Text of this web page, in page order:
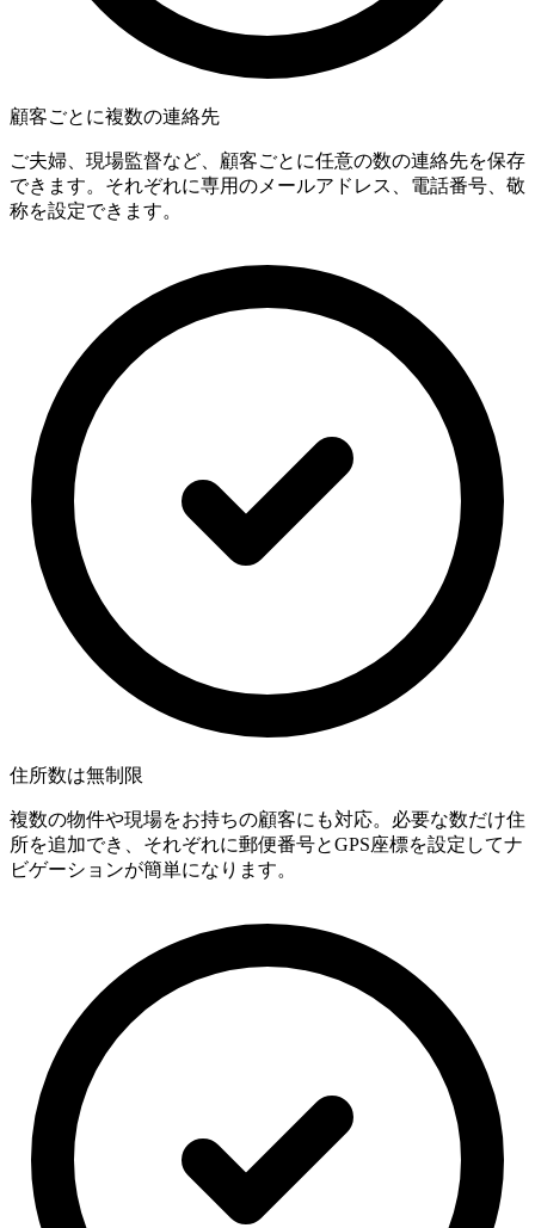
顧客ごとに複数の連絡先
ご夫婦、現場監督など、顧客ごとに任意の数の連絡先を保存
できます。それぞれに専用のメールアドレス、電話番号、敬
称を設定できます。
住所数は無制限
複数の物件や現場をお持ちの顧客にも対応。必要な数だけ住
所を追加でき、それぞれに郵便番号とGPS座標を設定してナ
ビゲーションが簡単になります。